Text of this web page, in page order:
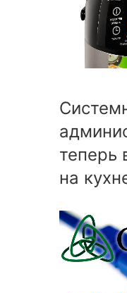
теперь
на